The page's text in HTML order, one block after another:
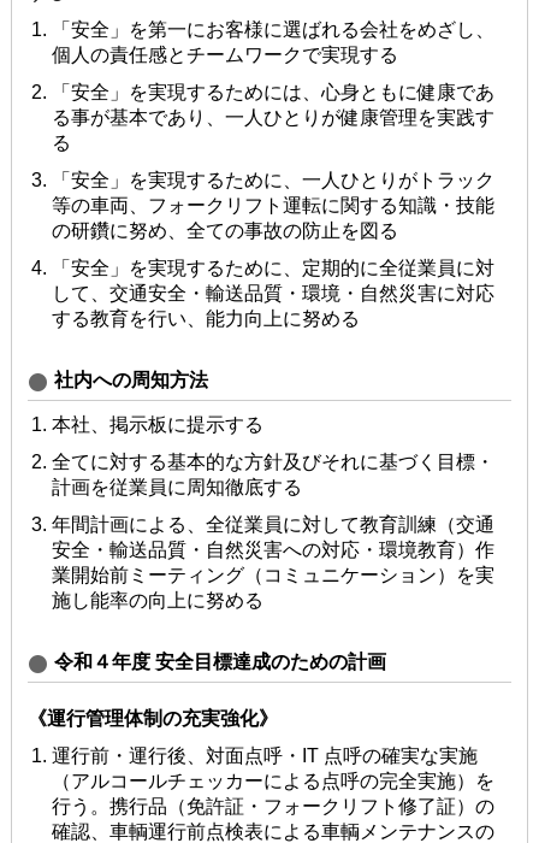
「安全」を第⼀にお客様に選ばれる会社をめざし、
個⼈の責任感とチームワークで実現する
「安全」を実現するためには、⼼⾝ともに健康であ
る事が基本であり、⼀⼈ひとりが健康管理を実践す
る
「安全」を実現するために、⼀⼈ひとりがトラック
等の⾞両、フォークリフト運転に関する知識・技能
の研鑽に努め、全ての事故の防⽌を図る
「安全」を実現するために、定期的に全従業員に対
して、交通安全・輸送品質・環境・⾃然災害に対応
する教育を⾏い、能⼒向上に努める
社内への周知⽅法
本社、掲⽰板に提⽰する
全てに対する基本的な⽅針及びそれに基づく⽬標・
計画を従業員に周知徹底する
年間計画による、全従業員に対して教育訓練（交通
安全・輸送品質・⾃然災害への対応・環境教育）作
業開始前ミーティング（コミュニケーション）を実
施し能率の向上に努める
令和４年度 安全⽬標達成のための計画
《運⾏管理体制の充実強化》
運⾏前・運⾏後、対⾯点呼・IT 点呼の確実な実施
（アルコールチェッカーによる点呼の完全実施）を
⾏う。携⾏品（免許証・フォークリフト修了証）の
確認、⾞輌運⾏前点検表による⾞輌メンテナンスの